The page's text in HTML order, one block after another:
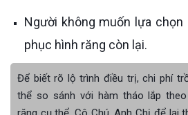
Người không muốn lựa chọn những phương pháp
phục hình răng còn lại.
Để biết rõ lộ trình điều trị, chi phí
thể so sánh với hàm tháo lắp